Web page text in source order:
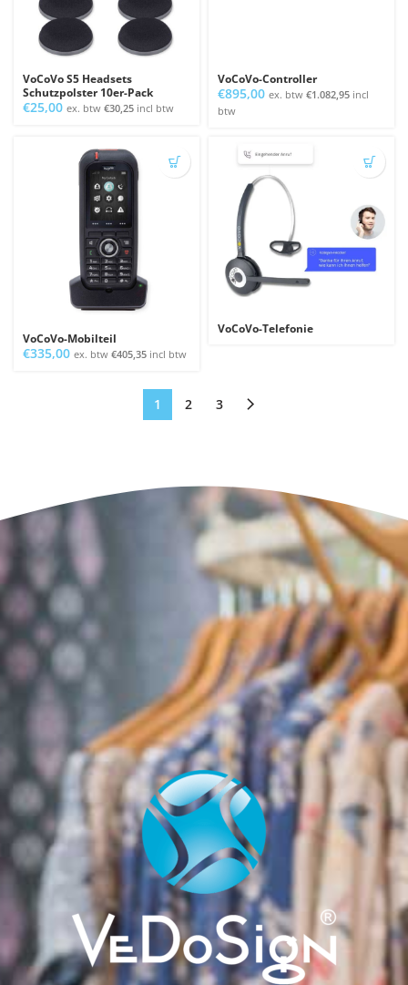
VoCoVo S5 Headsets
Schutzpolster 10er-Pack
€25,00 ex. btw €30,25 incl btw
VoCoVo-Controller
€895,00 ex. btw €1.082,95 incl
btw
VoCoVo-Mobilteil
€335,00 ex. btw €405,35 incl btw
VoCoVo-Telefonie
1 2 3